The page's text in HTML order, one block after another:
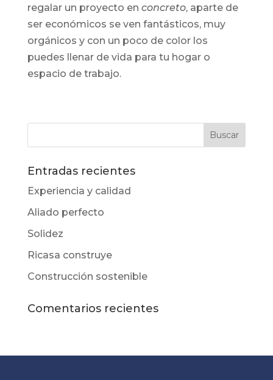
regalar un proyecto en concreto, aparte de
ser económicos se ven fantásticos, muy
orgánicos y con un poco de color los
puedes llenar de vida para tu hogar o
espacio de trabajo.
Entradas recientes
Experiencia y calidad
Aliado perfecto
Solidez
Ricasa construye
Construcción sostenible
Comentarios recientes